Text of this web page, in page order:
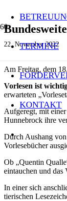
TERMINE
KONTAKT
22. November 2022
Am Freitag, dem
Vorlesen ist
erwarteten
Aufgeregt, mit
Hunnebrock ihre
Durch Aushang
Vorlesebücher
Ob „Quentin
eintauchen und
In einer sich
tierischen